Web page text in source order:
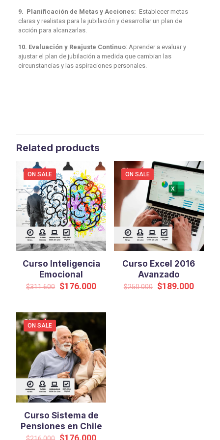
9. Planificación de Metas y Acciones: Establecer metas
claras y realistas para la jubilación y desarrollar un plan de
acción para alcanzarlas.
10. Evaluación y Reajuste Continuo: Aprender a evaluar y
ajustar el plan de jubilación a medida que cambian las
circunstancias y las aspiraciones personales.
Related products
ON SALE
Curso Inteligencia
Emocional
$311.600 Original
$311.600.
$176.000Current
$176.000.
ON SALE
Curso Excel 2016
Avanzado
$250.000 Original
$189.000
ON SALE
Curso Sistema de
Pensiones en Chile
Original
$176.000Current